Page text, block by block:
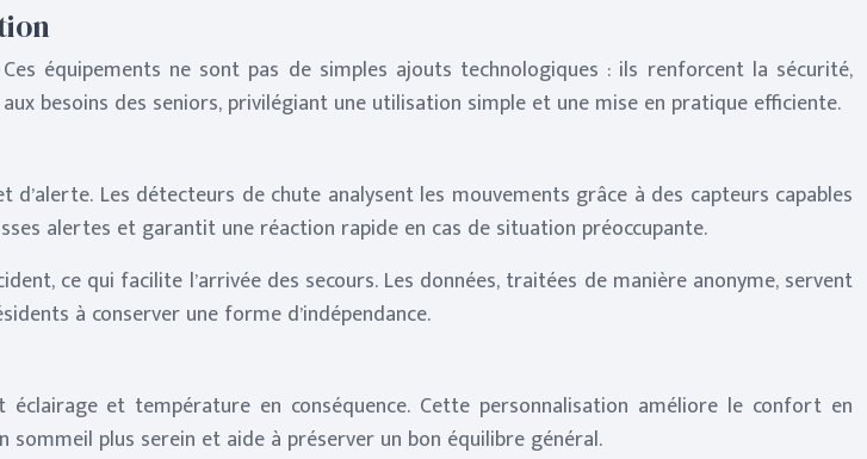
équipements ne sont pas de simples ajouts technologiques : ils renforcent la sécurité,
besoins des seniors, privilégiant une utilisation simple et une mise en pratique efficiente.
Les détecteurs de chute analysent les mouvements grâce à des capteurs capables
alertes et garantit une réaction rapide en cas de situation préoccupante.
ce qui facilite l’arrivée des secours. Les données, traitées de manière anonyme, servent
à conserver une forme d’indépendance.
et température en conséquence. Cette personnalisation améliore le confort en
plus serein et aide à préserver un bon équilibre général.